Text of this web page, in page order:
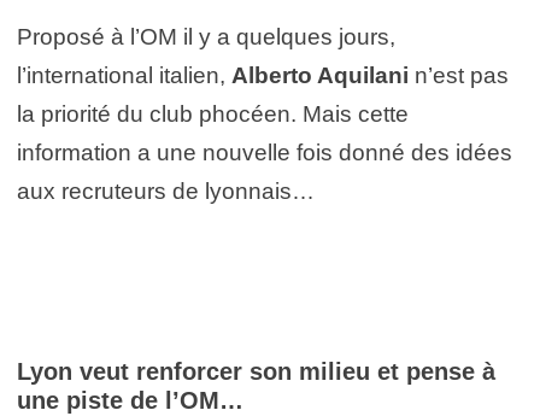
Proposé à l’OM il y a quelques jours,
l’international italien, Alberto Aquilani n’est pas
la priorité du club phocéen. Mais cette
information a une nouvelle fois donné des idées
aux recruteurs de lyonnais…
Lyon veut renforcer son milieu et pense à
une piste de l’OM…